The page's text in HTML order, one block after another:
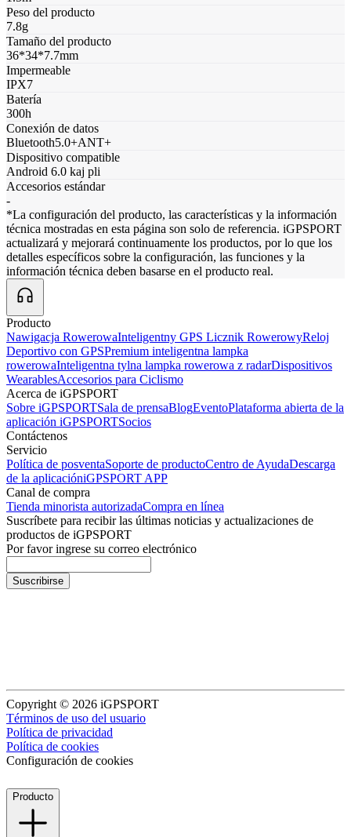
Peso del producto
7.8g
Tamaño del producto
36*34*7.7mm
Impermeable
IPX7
Batería
300h
Conexión de datos
Bluetooth5.0+ANT+
Dispositivo compatible
Android 6.0 kaj pli
Accesorios estándar
-
*La configuración del producto, las características y la información
técnica mostradas en esta página son solo de referencia. iGPSPORT
actualizará y mejorará continuamente los productos, por lo que los
detalles específicos sobre la configuración, las funciones y la
información técnica deben basarse en el producto real.
Producto
Nawigacja RowerowaInteligentny GPS Licznik RowerowyReloj
Deportivo con GPSPremium inteligentna lampka
rowerowaInteligentna tylna lampka rowerowa z radarDispositivos
WearablesAccesorios para Ciclismo
Acerca de iGPSPORT
Sobre iGPSPORTSala de prensaBlogEventoPlataforma abierta de la
aplicación iGPSPORTSocios
Contáctenos
Servicio
Política de posventaSoporte de productoCentro de AyudaDescarga
de la aplicacióniGPSPORT APP
Canal de compra
Tienda minorista autorizadaCompra en línea
Suscríbete para recibir las últimas noticias y actualizaciones de
productos de iGPSPORT
Por favor ingrese su correo electrónico
Suscribirse
Copyright © 2026 iGPSPORT
Términos de uso del usuario
Política de privacidad
Política de cookies
Configuración de cookies
Producto